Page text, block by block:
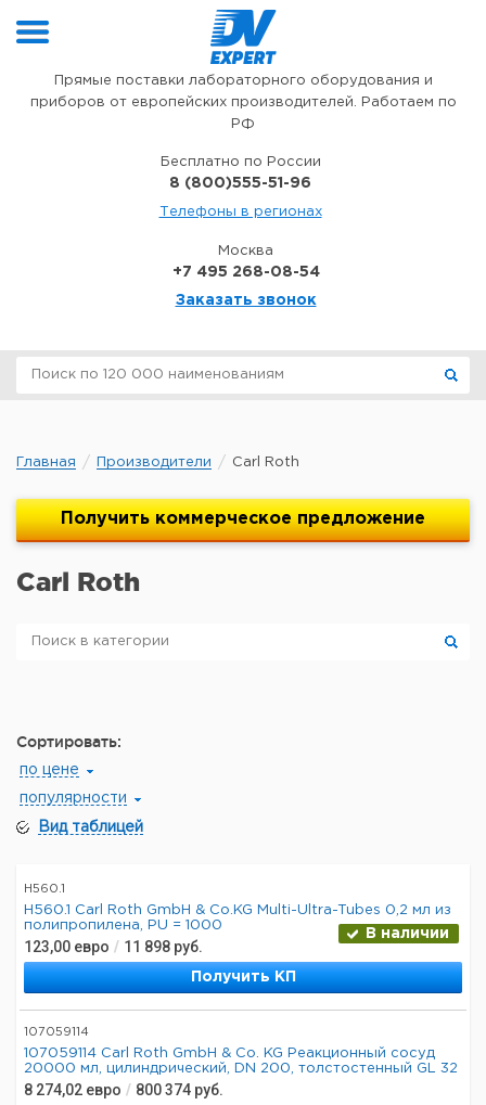
Прямые поставки лабораторного оборудования и
приборов от европейских производителей. Работаем по
РФ
Бесплатно по России
8 (800)555-51-96
Телефоны в регионах
Москва
+7 495 268-08-54
Заказать звонок
Главная Производители Carl Roth
Получить коммерческое предложение
Carl Roth
Сортировать:
по цене
популярности
Вид таблицей
H560.1
H560.1 Carl Roth GmbH & Co.KG Multi-Ultra-Tubes 0,2 мл из
полипропилена, PU = 1000
В наличии
123,00 евро / 11 898 руб.
Получить КП
107059114
107059114 Carl Roth GmbH & Co. KG Реакционный сосуд
20000 мл, цилиндрический, DN 200, толстостенный GL 32
8 274,02 евро / 800 374 руб.